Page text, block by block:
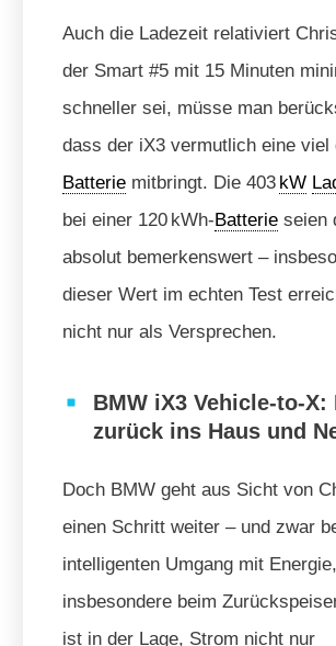
Auch die Ladezeit relativiert
der Smart #5 mit 15 Minuten
schneller sei, müsse man
dass der iX3 vermutlich eine viel
Batterie mitbringt. Die 403 kW
bei einer 120 kWh-Batterie seien
absolut bemerkenswert –
dieser Wert im echten Test
nicht nur als Versprechen.
BMW iX3 Vehicle-to-X:
zurück ins Haus und
Doch BMW geht aus Sicht von
einen Schritt weiter – und zwar
intelligenten Umgang mit Energie,
insbesondere beim
ist in der Lage, Strom nicht nur